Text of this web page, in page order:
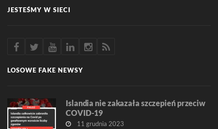
JESTEŚMY W SIECI
LOSOWE FAKE NEWSY
Islandia nie zakazała szczepień przeciw
COVID-19
11 grudnia 2023